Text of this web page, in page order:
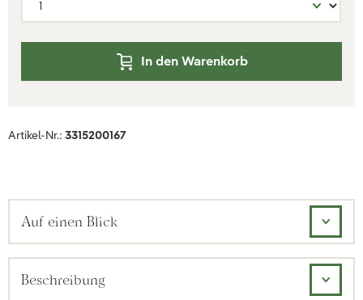
In den Warenkorb
Artikel-Nr.: 3315200167
Auf einen Blick
Beschreibung